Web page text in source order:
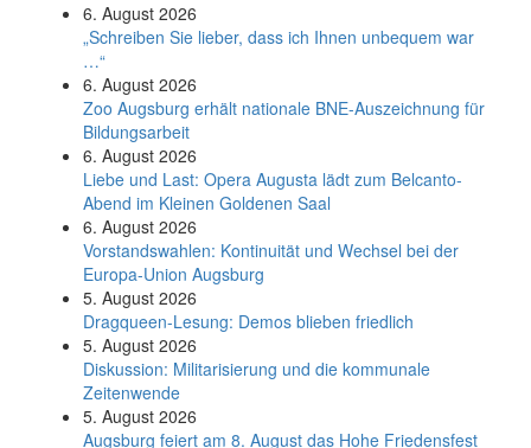
6. August 2026
„Schreiben Sie lieber, dass ich Ihnen unbequem war
…“
6. August 2026
Zoo Augsburg erhält nationale BNE-Auszeichnung für
Bildungsarbeit
6. August 2026
Liebe und Last: Opera Augusta lädt zum Belcanto-
Abend im Kleinen Goldenen Saal
6. August 2026
Vorstandswahlen: Kontinuität und Wechsel bei der
Europa-Union Augsburg
5. August 2026
Dragqueen-Lesung: Demos blieben friedlich
5. August 2026
Diskussion: Mi­li­ta­ri­sie­rung und die kommunale
Zeitenwende
5. August 2026
Augsburg feiert am 8. August das Hohe Friedensfest